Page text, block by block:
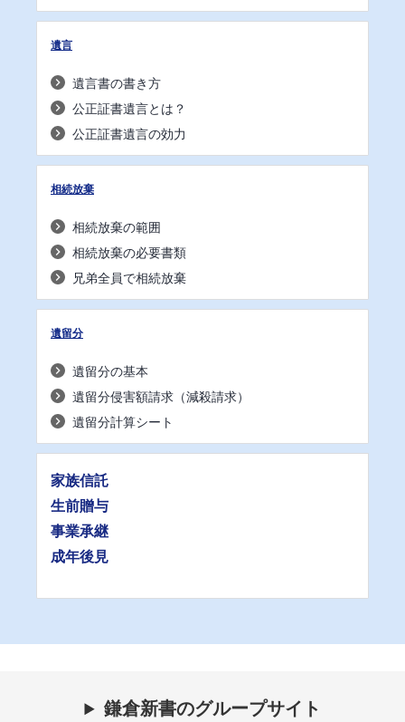
遺言
遺言書の書き方
公正証書遺言とは？
公正証書遺言の効力
相続放棄
相続放棄の範囲
相続放棄の必要書類
兄弟全員で相続放棄
遺留分
遺留分の基本
遺留分侵害額請求（減殺請求）
遺留分計算シート
家族信託
生前贈与
事業承継
成年後見
鎌倉新書のグループサイト